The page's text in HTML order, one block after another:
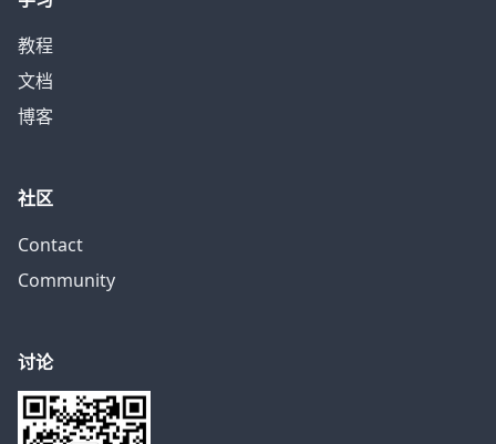
教程
文档
博客
社区
Contact
Community
讨论